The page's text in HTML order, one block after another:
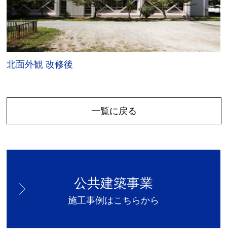
北面外観 改修後
一覧に戻る
公共建築事業
施工事例はこちらから